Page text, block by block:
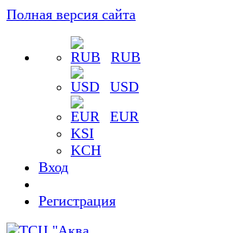
Полная версия сайта
RUB
USD
EUR
KSI
KCH
Вход
Регистрация